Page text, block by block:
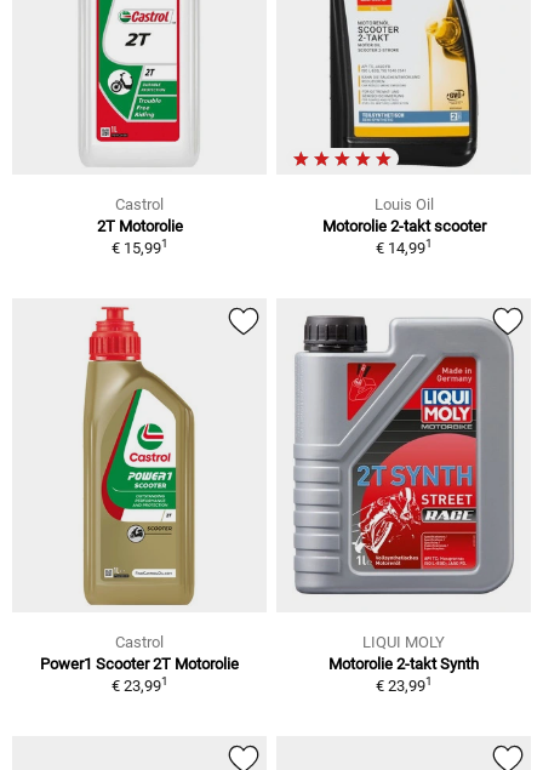
Castrol
2T Motorolie
€ 15,991
Louis Oil
Motorolie 2-takt scooter
€ 14,991
Castrol
Power1 Scooter 2T Motorolie
€ 23,991
LIQUI MOLY
Motorolie 2-takt Synth
€ 23,991